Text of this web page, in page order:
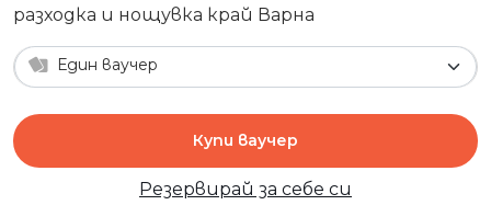
разходка и нощувка край Варна
Един ваучер
Купи ваучер
Резервирай за себе си